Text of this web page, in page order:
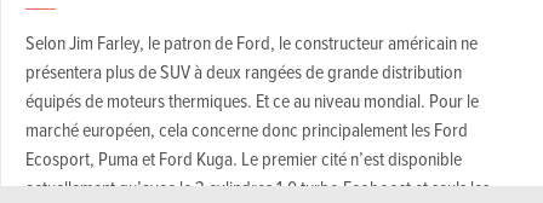
Selon Jim Farley, le patron de Ford, le constructeur américain ne
présentera plus de SUV à deux rangées de grande distribution
équipés de moteurs thermiques. Et ce au niveau mondial. Pour le
marché européen, cela concerne donc principalement les Ford
Ecosport, Puma et Ford Kuga. Le premier cité n’est disponible
actuellement qu’avec le 3 cylindres 1.0 turbo Ecoboost et seuls les